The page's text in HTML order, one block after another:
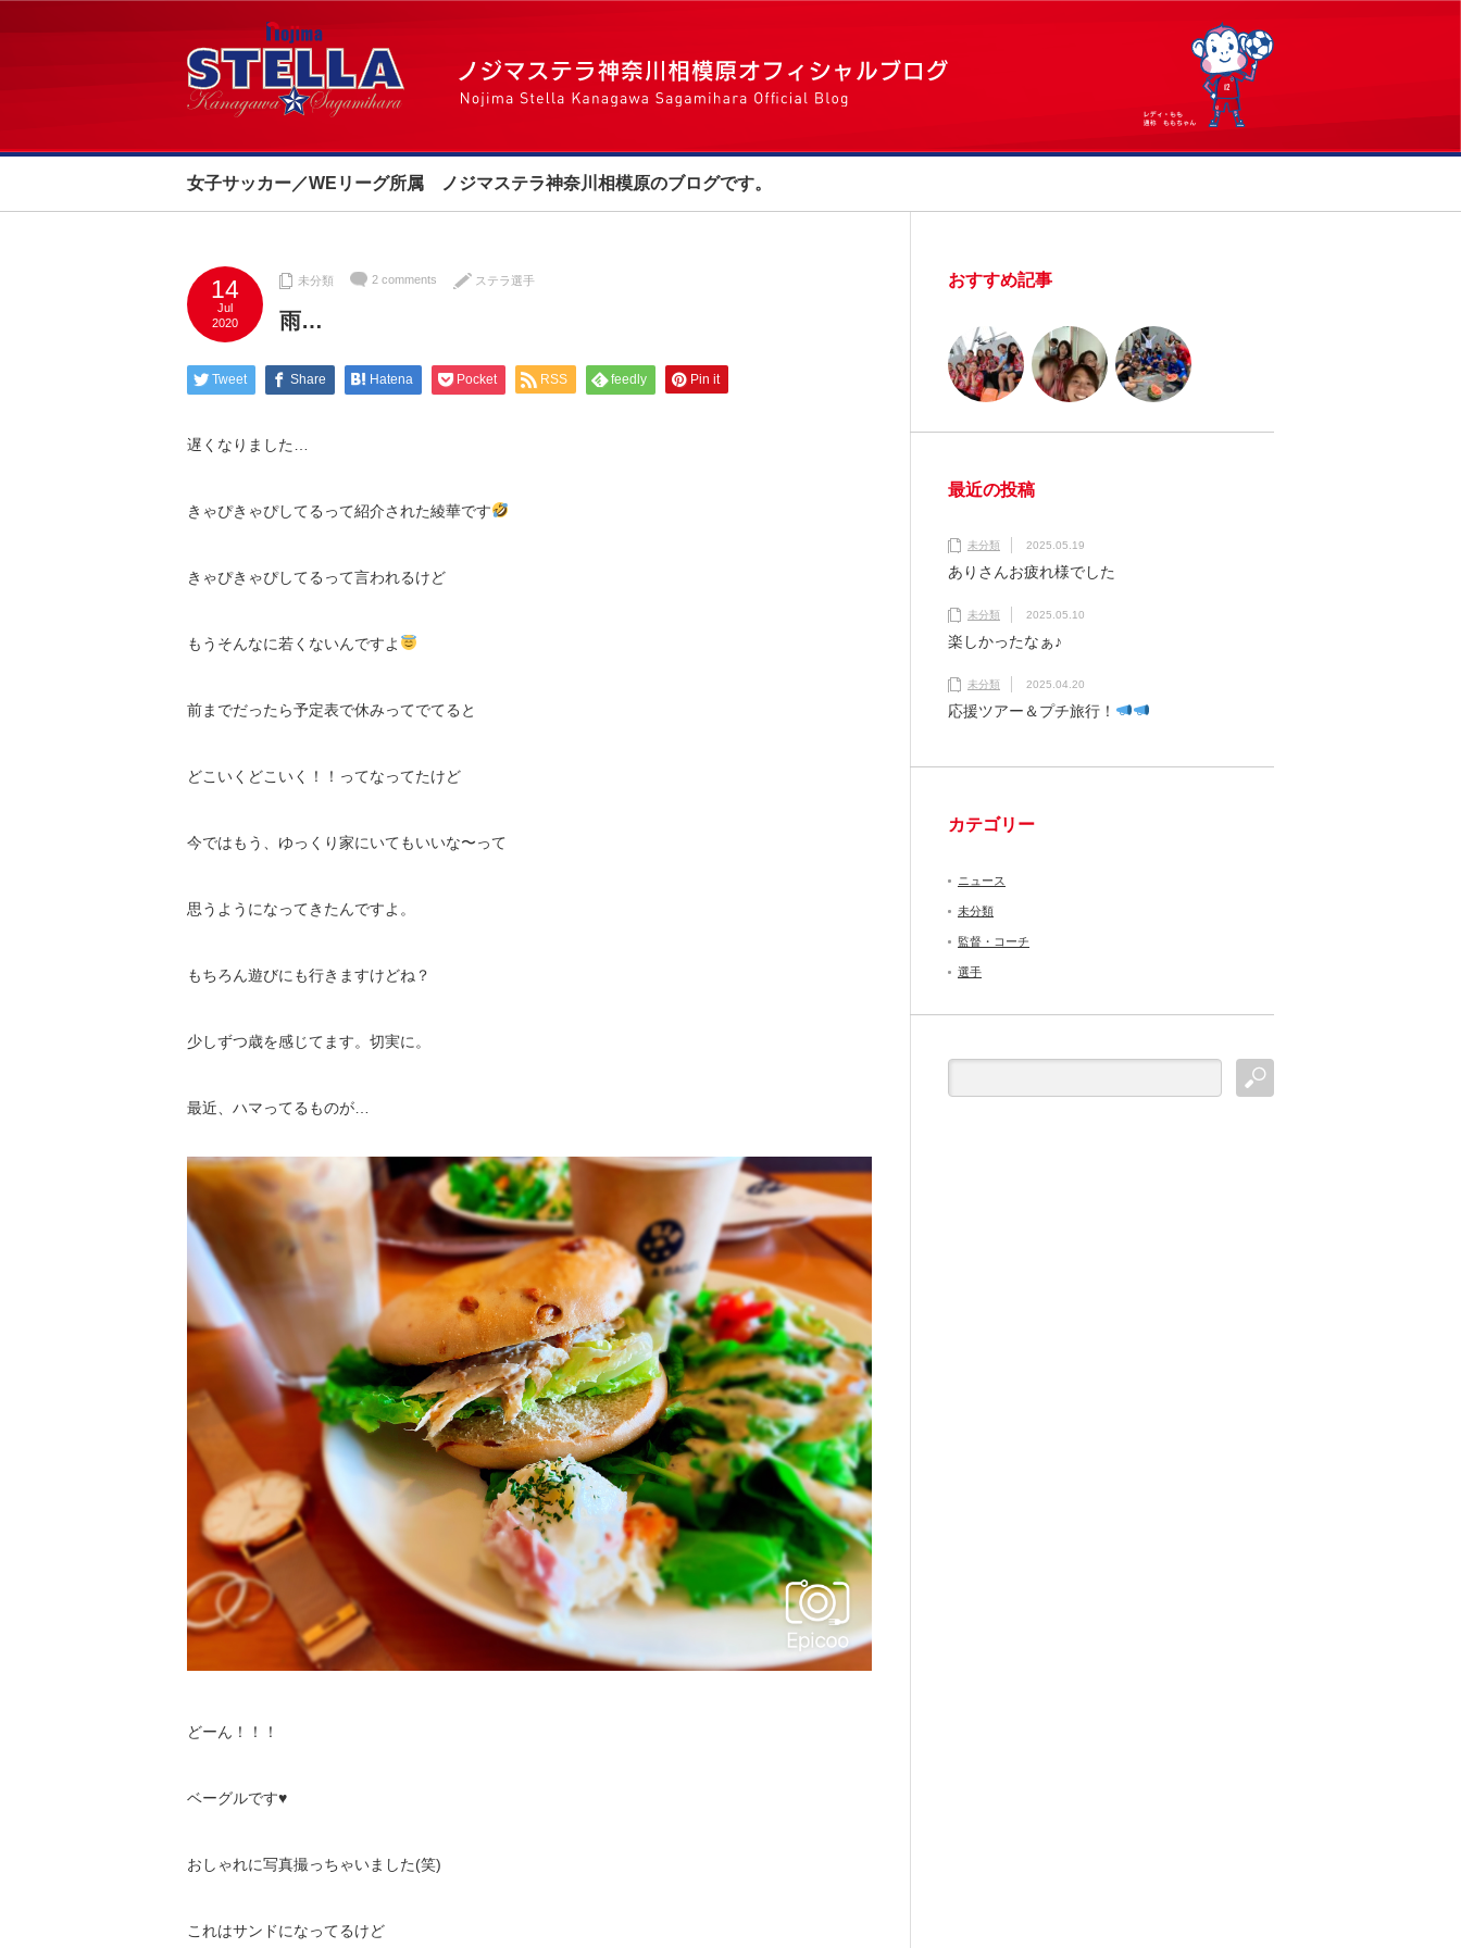
女子サッカー／WEリーグ所属 ノジマステラ神奈川相模原のブログです。
14
Jul
2020
未分類 2 comments ステラ選手
雨…
Tweet Share Hatena Pocket RSS feedly Pin it
遅くなりました…
きゃぴきゃぴしてるって紹介された綾華です
きゃぴきゃぴしてるって言われるけど
もうそんなに若くないんですよ
前までだったら予定表で休みってでてると
どこいくどこいく！！ってなってたけど
今ではもう、ゆっくり家にいてもいいな〜って
思うようになってきたんですよ。
もちろん遊びにも行きますけどね？
少しずつ歳を感じてます。切実に。
最近、ハマってるものが…
どーん！！！
ベーグルです♥️
おしゃれに写真撮っちゃいました(笑)
これはサンドになってるけど
おすすめ記事
最近の投稿
未分類 2025.05.19
ありさんお疲れ様でした
未分類 2025.05.10
楽しかったなぁ♪
未分類 2025.04.20
応援ツアー＆プチ旅行！
カテゴリー
ニュース
未分類
監督・コーチ
選手